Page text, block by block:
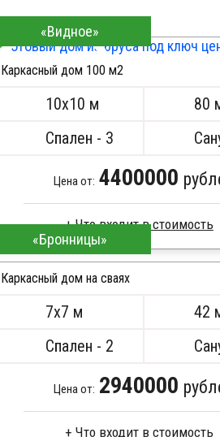
ПОДРОБНЕЕ
«Видное»
Каркасный дом 100 м2
10х10 м
80
Спален - 3
Цена от: 4400000
Пиломатериал камерной сушки
Стропила, балки 50х200 мм
Метизы, саморезы, гвозди
Сборка на березовые нагеля, джут
ПОДРОБНЕЕ
«Бронницы»
Каркасный дом на сваях
7х7 м
42
Спален - 2
Цена от: 2940000